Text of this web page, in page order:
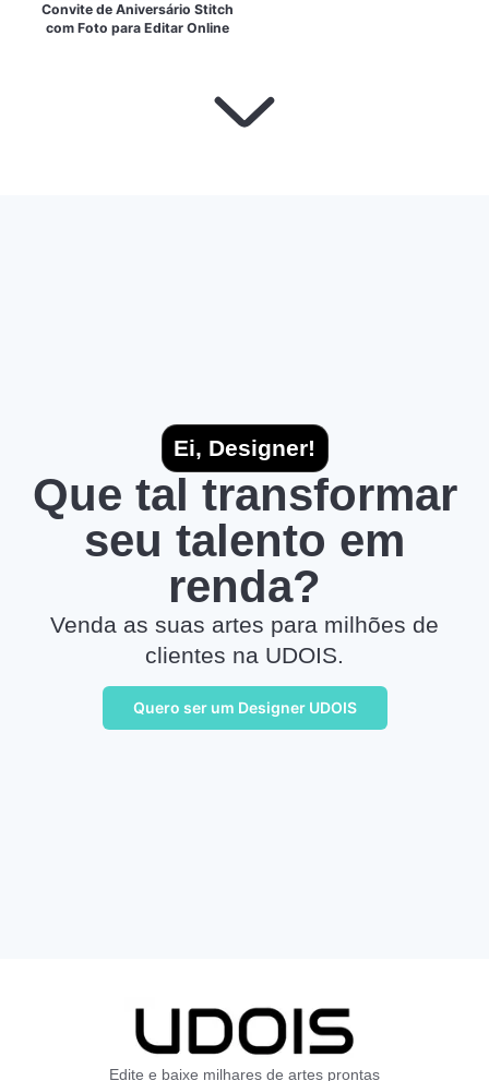
Convite de Aniversário Stitch
com Foto para Editar Online
Ei, Designer!
Que tal transformar
seu talento em
renda?
Venda as suas artes para milhões de
clientes na UDOIS.
Quero ser um Designer UDOIS
Edite e baixe milhares de artes prontas